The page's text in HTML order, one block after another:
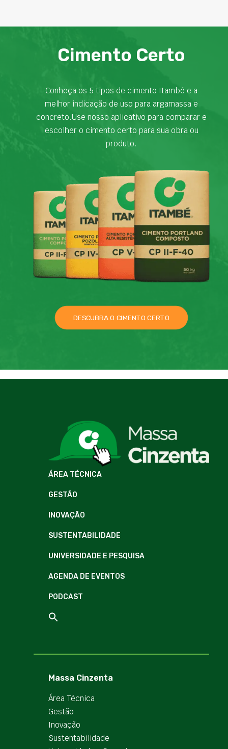
Cimento Certo
Conheça os 5 tipos de cimento Itambé e a
melhor indicação de uso para argamassa e
concreto.Use nosso aplicativo para comparar e
escolher o cimento certo para sua obra ou
produto.
DESCUBRA O CIMENTO CERTO
ÁREA TÉCNICA
GESTÃO
INOVAÇÃO
SUSTENTABILIDADE
UNIVERSIDADE E PESQUISA
AGENDA DE EVENTOS
PODCAST
Massa Cinzenta
Área Técnica
Gestão
Inovação
Sustentabilidade